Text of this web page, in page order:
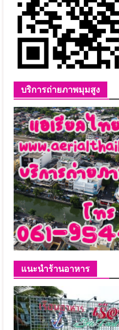
บริการถ่ายภาพมุมสูง
แนะนำร้านอาหาร